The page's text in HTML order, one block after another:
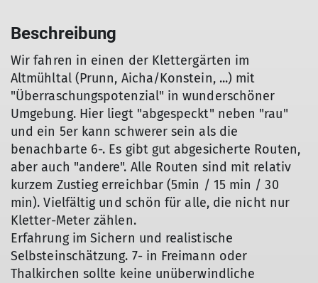
Beschreibung
Wir fahren in einen der Klettergärten im
Altmühltal (Prunn, Aicha/Konstein, ...) mit
"Überraschungspotenzial" in wunderschöner
Umgebung. Hier liegt "abgespeckt" neben "rau"
und ein 5er kann schwerer sein als die
benachbarte 6-. Es gibt gut abgesicherte Routen,
aber auch "andere". Alle Routen sind mit relativ
kurzem Zustieg erreichbar (5min / 15 min / 30
min). Vielfältig und schön für alle, die nicht nur
Kletter-Meter zählen.
Erfahrung im Sichern und realistische
Selbsteinschätzung. 7- in Freimann oder
Thalkirchen sollte keine unüberwindliche